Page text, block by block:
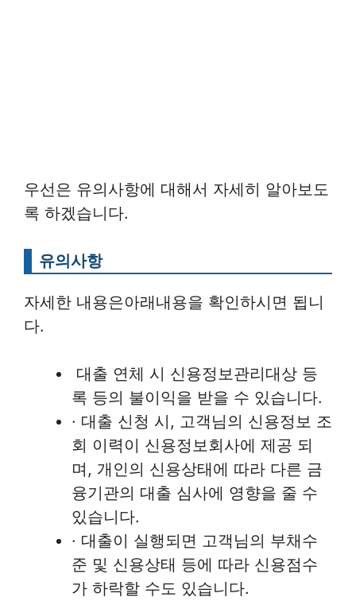
우선은 유의사항에 대해서 자세히 알아보도
록 하겠습니다.
유의사항
자세한 내용은아래내용을 확인하시면 됩니
다.
대출 연체 시 신용정보관리대상 등
록 등의 불이익을 받을 수 있습니다.
· 대출 신청 시, 고객님의 신용정보 조
회 이력이 신용정보회사에 제공 되
며, 개인의 신용상태에 따라 다른 금
융기관의 대출 심사에 영향을 줄 수
있습니다.
· 대출이 실행되면 고객님의 부채수
준 및 신용상태 등에 따라 신용점수
가 하락할 수도 있습니다.